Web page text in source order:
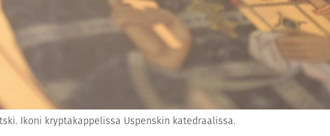
Ikoni kryptakappelissa Uspenskin katedraalissa.